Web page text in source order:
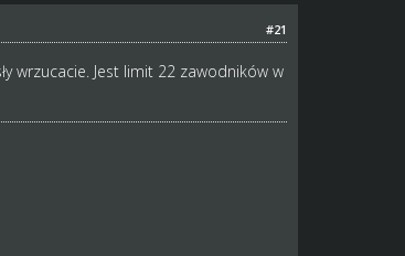
#21
wrzucacie. Jest limit 22 zawodników w